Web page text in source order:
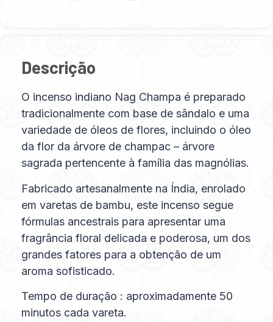
Descrição
O incenso indiano Nag Champa é preparado
tradicionalmente com base de sândalo e uma
variedade de óleos de flores, incluindo o óleo
da flor da árvore de champac – árvore
sagrada pertencente à família das magnólias.
Fabricado artesanalmente na Índia, enrolado
em varetas de bambu, este incenso segue
fórmulas ancestrais para apresentar uma
fragrância floral delicada e poderosa, um dos
grandes fatores para a obtenção de um
aroma sofisticado.
Tempo de duração : aproximadamente 50
minutos cada vareta.